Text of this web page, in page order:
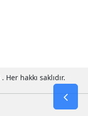
hakkı saklıdır.